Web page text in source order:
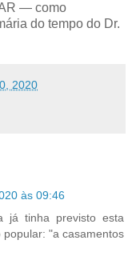
— como
do tempo do Dr.
2020
às 09:46
já tinha previsto esta
"a casamentos